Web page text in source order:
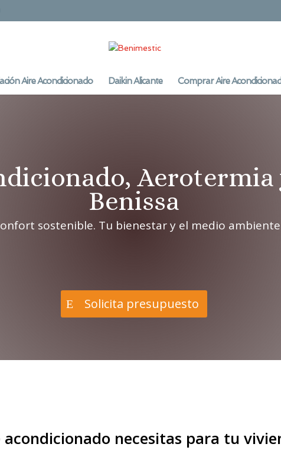
Aire Acondicionado Daikin Alicante Comprar Aire
Aerotermia
Benissa
sostenible. Tu bienestar y el medio
Solicita presupuesto
necesitas para tu